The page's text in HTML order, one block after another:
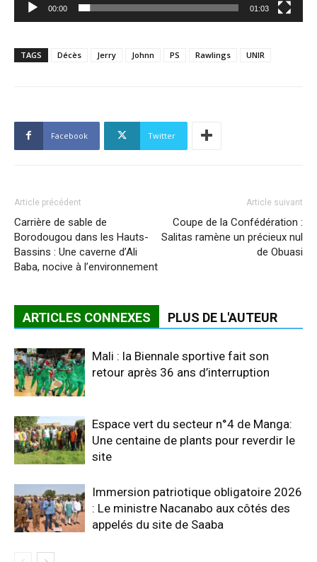
00:00 01:03
TAGS Décès Jerry Johnn PS Rawlings UNIR
Facebook Twitter
Article précédent
Carrière de sable de
Borodougou dans les Hauts-
Bassins : Une caverne d’Ali
Baba, nocive à l’environnement
Article suivant
Coupe de la Confédération :
Salitas ramène un précieux nul
de Obuasi
ARTICLES CONNEXES PLUS DE L'AUTEUR
Mali : la Biennale sportive fait son
retour après 36 ans d’interruption
Espace vert du secteur n°4 de Manga:
Une centaine de plants pour reverdir le
site
Immersion patriotique obligatoire 2026
: Le ministre Nacanabo aux côtés des
appelés du site de Saaba